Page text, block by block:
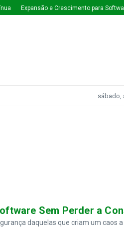
Expansão e Crescimento para Software
sábado,
Sem Perder a
daquelas que criam um caos a